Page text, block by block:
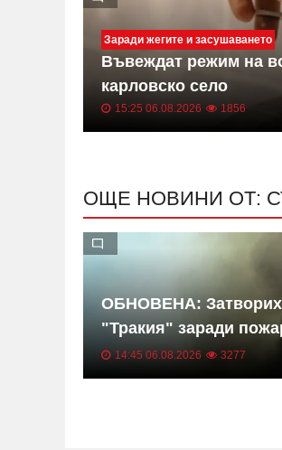
Заради жегите и засушаването
Въвеждат режим на
карловско село
15:25 06.08.2026 1856
ОЩЕ НОВИНИ ОТ:
ОБНОВЕНА:
"Тракия" заради
ВИДЕА
14:45 06.08.2026 3277